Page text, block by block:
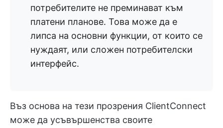
потребителите не преминават към
платени планове. Това може да е
липса на основни функции, от които се
нуждаят, или сложен потребителски
интерфейс.
Въз основа на тези прозрения ClientConnect
може да усъвършенства своите